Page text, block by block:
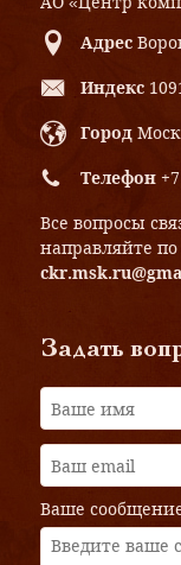
Адрес
Индекс
Город
Телефон
Все вопросы
направляйте
Задать
Ваше